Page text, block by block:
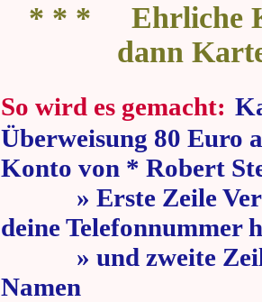
* * * Ehrliche
dann
So wird es gemacht:
Überweisung 80 Euro
Konto von * Robert
» Erste Zeile
deine Telefonnummer
» und zweite Zeile
Namen